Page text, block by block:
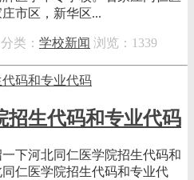
市区，新华区...
分类： 学校新闻 浏览：1339
招生代码和专业代码
下河北同仁医学院招生代码和
仁医学院招生代码和专业代